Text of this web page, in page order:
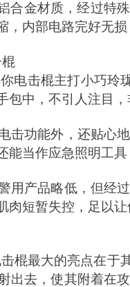
合金材质，经过特
，内部电路完好无
电击棍主打小巧玲
中，不引人注目
击功能外，还贴心
当作应急照明工
用产品略低，但经
短暂失控，足以让
击棍最大的亮点在
出去，使其附着在